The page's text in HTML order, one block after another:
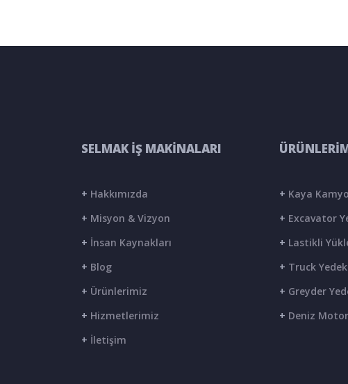
SELMAK İŞ MAKİNALARI
+ Hakkımızda
+ Misyon & Vizyon
+ İnsan Kaynakları
+ Blog
+ Ürünlerimiz
+ Hizmetlerimiz
+ İletişim
+ Kaya
+ Excavator
+ Lastikli
+ Truck
+ Greyder
+ Deniz